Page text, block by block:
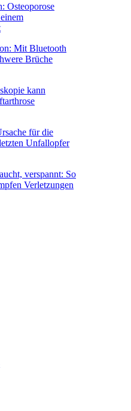
Osteoporose
Mit Bluetooth
Brüche
kann
für die
Unfallopfer
verspannt: So
Verletzungen